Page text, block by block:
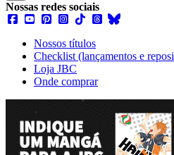
Nossas redes sociais
Nossos títulos
Checklist (lançamentos e
Loja JBC
Onde comprar